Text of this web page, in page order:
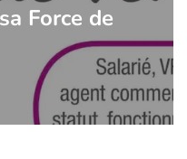
Force de